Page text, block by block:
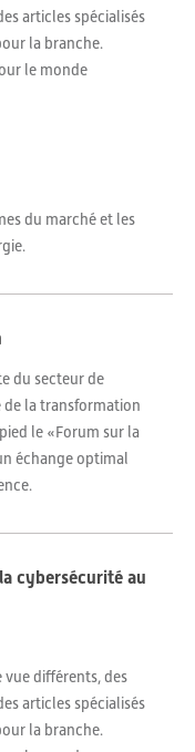
articles spécialisés
la branche.
le monde
du marché et les
du secteur de
de la transformation
le «Forum sur la
échange optimal
cybersécurité au
vue différents, des
articles spécialisés
la branche.